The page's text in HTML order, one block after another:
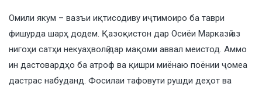
Омили якум – вазъи иқтисодиву иҷтимоиро ба таври
фишурда шарҳ додем. Қазоқистон дар Осиёи Марказӣ аз
нигоҳи сатҳи некуаҳволӣ дар мақоми аввал меистод. Аммо
ин дастовардҳо ба атроф ва қишри миёнаю поёнии ҷомеа
дастрас набуданд. Фосилаи тафовути рушди деҳот ва